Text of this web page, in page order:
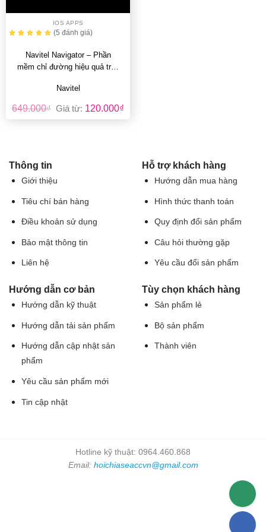
IOS APPS
(5 đánh giá)
Navitel Navigator – Phần
mềm chỉ đường hiệu quả trên
Navitel
649.000₫ Giá từ: 120.000₫
Thông tin
Giới thiệu
Tiêu chí bán hàng
Điều khoản sử dụng
Bảo mật thông tin
Liên hệ
Hỗ trợ khách hàng
Hướng dẫn mua hàng
Hình thức thanh toán
Quy định đổi sản phẩm
Câu hỏi thường gặp
Yêu cầu đổi sản phẩm
Hướng dẫn cơ bản
Hướng dẫn kỹ thuật
Hướng dẫn tải sản phẩm
Hướng dẫn cập nhật sản
phẩm
Yêu cầu sản phẩm mới
Tin cập nhật
Tùy chọn khách hàng
Sản phẩm lẻ
Bộ sản phẩm
Thành viên
Hotline kỹ thuật: 0964.460.868
Email: hoichiaseaccvn@gmail.com